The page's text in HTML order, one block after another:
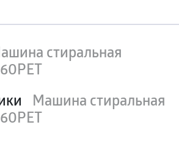
стиральная
Машина стиральная